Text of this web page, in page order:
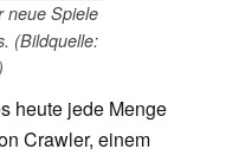
neue Spiele
(Bildquelle:
heute jede Menge
Crawler, einem